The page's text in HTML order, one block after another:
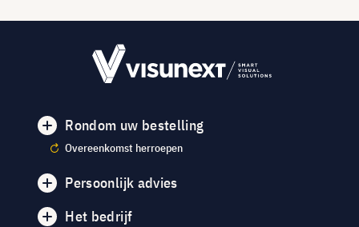
Rondom uw bestelling
Overeenkomst herroepen
Persoonlijk advies
Het bedrijf